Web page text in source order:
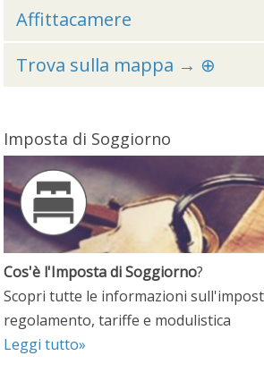
Affittacamere
Trova sulla mappa → ⊕
Imposta di Soggiorno
Cos'è l'Imposta di Soggiorno?
Scopri tutte le informazioni
regolamento, tariffe e modulistica
Leggi tutto»